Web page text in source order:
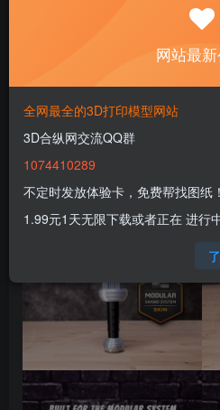
100
免费
网站最
全网最全的3D打印模型网站
3D合纵网交流QQ群
1074410289
不定时发放体验卡，免费帮找图纸！
1.99元1天无限下载或者正在 进行